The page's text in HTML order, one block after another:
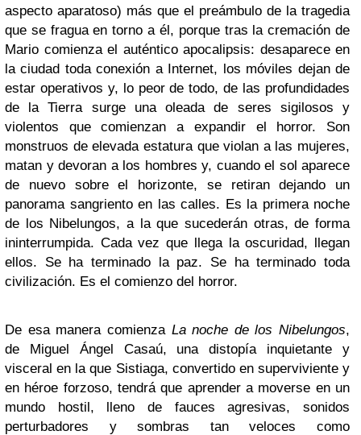
aspecto aparatoso) más que el preámbulo de la tragedia
que se fragua en torno a él, porque tras la cremación de
Mario comienza el auténtico apocalipsis: desaparece en
la ciudad toda conexión a Internet, los móviles dejan de
estar operativos y, lo peor de todo, de las profundidades
de la Tierra surge una oleada de seres sigilosos y
violentos que comienzan a expandir el horror. Son
monstruos de elevada estatura que violan a las mujeres,
matan y devoran a los hombres y, cuando el sol aparece
de nuevo sobre el horizonte, se retiran dejando un
panorama sangriento en las calles. Es la primera noche
de los Nibelungos, a la que sucederán otras, de forma
ininterrumpida. Cada vez que llega la oscuridad, llegan
ellos. Se ha terminado la paz. Se ha terminado toda
civilización. Es el comienzo del horror.
De esa manera comienza La noche de los Nibelungos,
de Miguel Ángel Casaú, una distopía inquietante y
visceral en la que Sistiaga, convertido en superviviente y
en héroe forzoso, tendrá que aprender a moverse en un
mundo hostil, lleno de fauces agresivas, sonidos
perturbadores y sombras tan veloces como